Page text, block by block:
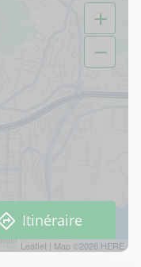
+
−
Leaflet | Map ©2026 HERE
Itinéraire